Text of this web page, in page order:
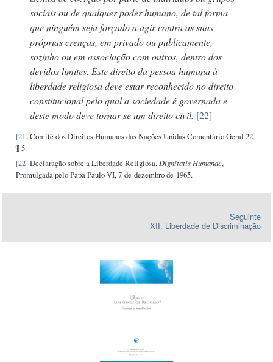
sociais ou de qualquer poder humano, de tal forma
que ninguém seja forçado a agir contra as suas
próprias crenças, em privado ou publicamente,
sozinho ou em associação com outros, dentro dos
devidos limites. Este direito da pessoa humana à
liberdade religiosa deve estar reconhecido no direito
constitucional pelo qual a sociedade é governada e
deste modo devetornar-seum direito civil. [22]
[21] Comité dos Direitos Humanos das Nações Unidas Comentário Geral 22,
¶ 5.
[22] Declaração sobre a Liberdade Religiosa, Dignitatis Humanae,
Promulgada pelo Papa Paulo VI, 7 de dezembro de 1965.
Seguinte
XII. Liberdade de Discriminação